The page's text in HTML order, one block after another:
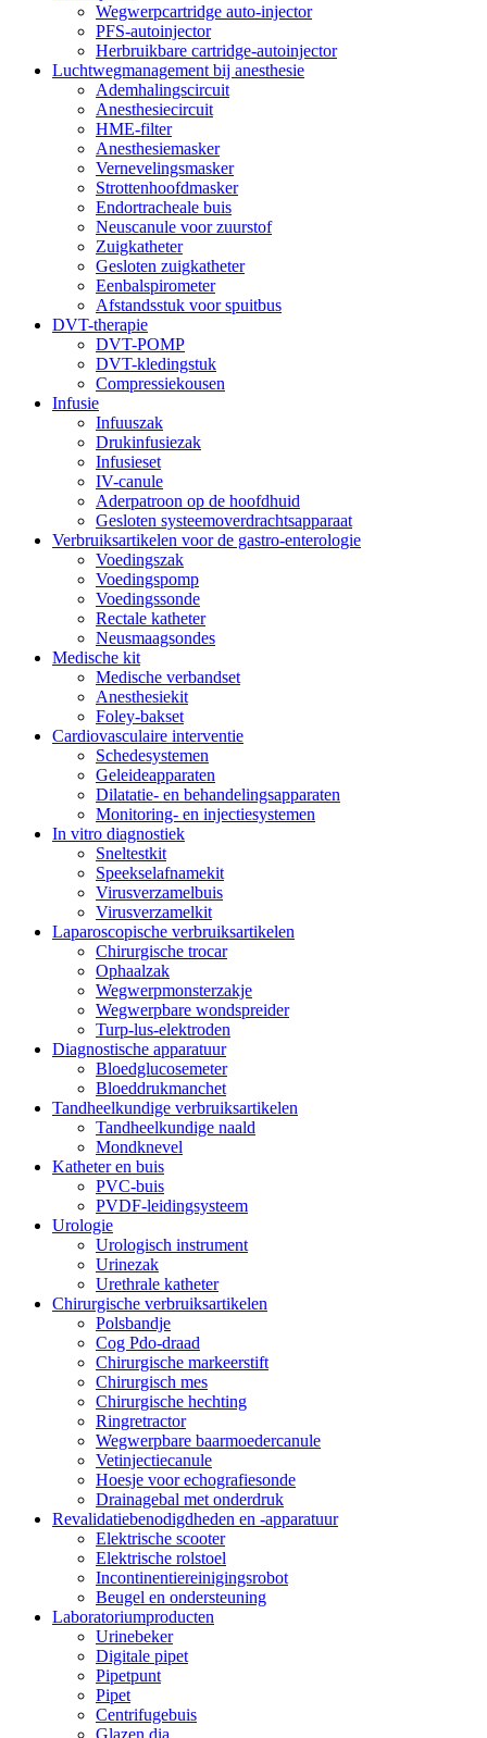
Wegwerpcartridge auto-injector
PFS-autoinjector
Herbruikbare cartridge-autoinjector
Luchtwegmanagement bij anesthesie
Ademhalingscircuit
Anesthesiecircuit
HME-filter
Anesthesiemasker
Vernevelingsmasker
Strottenhoofdmasker
Endortracheale buis
Neuscanule voor zuurstof
Zuigkatheter
Gesloten zuigkatheter
Eenbalspirometer
Afstandsstuk voor spuitbus
DVT-therapie
DVT-POMP
DVT-kledingstuk
Compressiekousen
Infusie
Infuuszak
Drukinfusiezak
Infusieset
IV-canule
Aderpatroon op de hoofdhuid
Gesloten systeemoverdrachtsapparaat
Verbruiksartikelen voor de gastro-enterologie
Voedingszak
Voedingspomp
Voedingssonde
Rectale katheter
Neusmaagsondes
Medische kit
Medische verbandset
Anesthesiekit
Foley-bakset
Cardiovasculaire interventie
Schedesystemen
Geleideapparaten
Dilatatie- en behandelingsapparaten
Monitoring- en injectiesystemen
In vitro diagnostiek
Sneltestkit
Speekselafnamekit
Virusverzamelbuis
Virusverzamelkit
Laparoscopische verbruiksartikelen
Chirurgische trocar
Ophaalzak
Wegwerpmonsterzakje
Wegwerpbare wondspreider
Turp-lus-elektroden
Diagnostische apparatuur
Bloedglucosemeter
Bloeddrukmanchet
Tandheelkundige verbruiksartikelen
Tandheelkundige naald
Mondknevel
Katheter en buis
PVC-buis
PVDF-leidingsysteem
Urologie
Urologisch instrument
Urinezak
Urethrale katheter
Chirurgische verbruiksartikelen
Polsbandje
Cog Pdo-draad
Chirurgische markeerstift
Chirurgisch mes
Chirurgische hechting
Ringretractor
Wegwerpbare baarmoedercanule
Vetinjectiecanule
Hoesje voor echografiesonde
Drainagebal met onderdruk
Revalidatiebenodigdheden en -apparatuur
Elektrische scooter
Elektrische rolstoel
Incontinentiereinigingsrobot
Beugel en ondersteuning
Laboratoriumproducten
Urinebeker
Digitale pipet
Pipetpunt
Pipet
Centrifugebuis
Glazen dia